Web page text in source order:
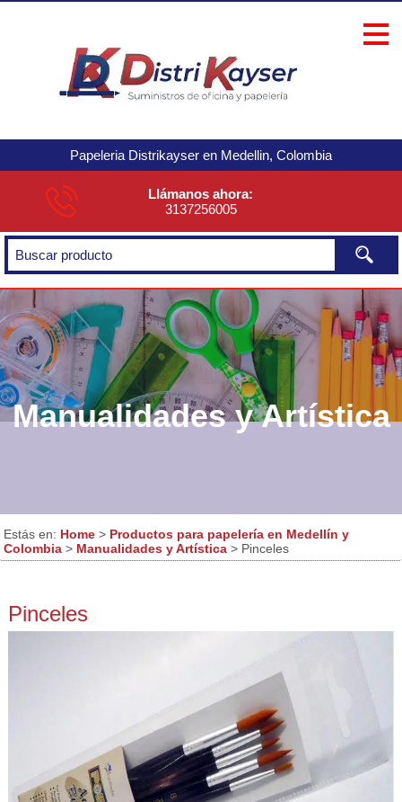
Papeleria Distrikayser en Medellin, Colombia
Llámanos ahora:
3137256005
Manualidades y Artística
Estás en: Home > Productos para papelería en Medellín y
Colombia > Manualidades y Artística > Pinceles
Pinceles